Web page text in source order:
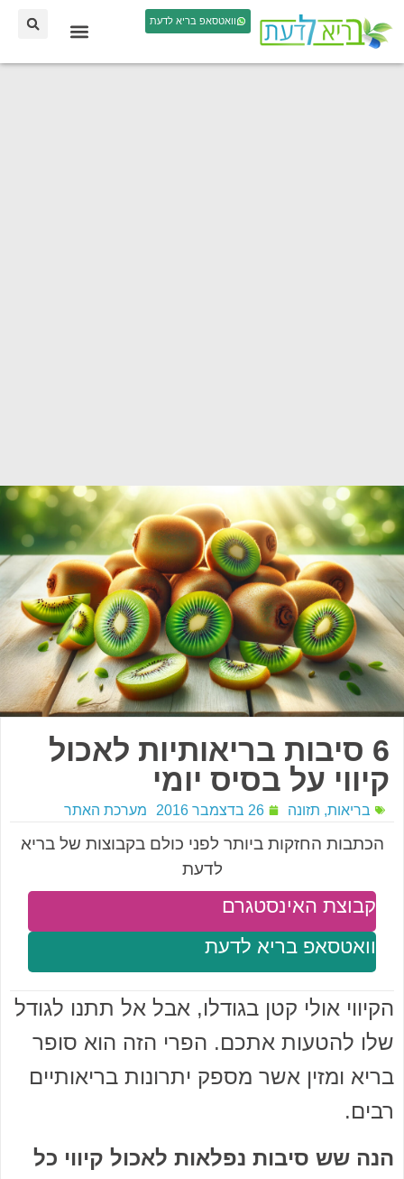
וואטסאפ בריא לדעת
6 סיבות בריאותיות לאכול
קיווי על בסיס יומי
בריאות, תזונה 26 בדצמבר 2016 מערכת האתר
הכתבות החזקות ביותר לפני כולם בקבוצות של בריא
לדעת
וואטסאפ בריא לדעת
קבוצת האינסטגרם
הקיווי אולי קטן בגודלו, אבל אל תתנו לגודל
שלו להטעות אתכם. הפרי הזה הוא סופר
בריא ומזין אשר מספק יתרונות בריאותיים
רבים.
הנה שש סיבות נפלאות לאכול קיווי כל